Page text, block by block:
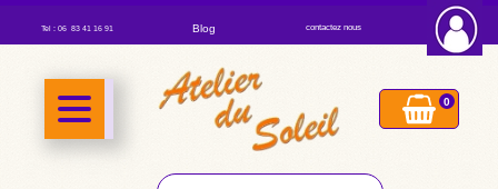
Tel : 06 83 41 16 91 Blog contactez nous
0